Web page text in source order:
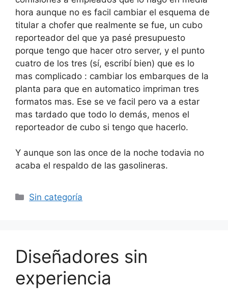
hora aunque no es facil cambiar el esquema de
titular a chofer que realmente se fue, un cubo
reporteador del que ya pasé presupuesto
porque tengo que hacer otro server, y el punto
cuatro de los tres (sí, escribí bien) que es lo
mas complicado : cambiar los embarques de la
planta para que en automatico impriman tres
formatos mas. Ese se ve facil pero va a estar
mas tardado que todo lo demás, menos el
reporteador de cubo si tengo que hacerlo.
Y aunque son las once de la noche todavia no
acaba el respaldo de las gasolineras.
Categorías
Sin categoría
Diseñadores sin
experiencia